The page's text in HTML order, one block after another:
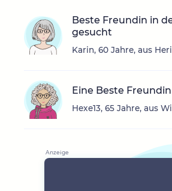
Beste Freundin in
gesucht
Karin, 60 Jahre, aus
Eine Beste
Hexe13, 65 Jahre, aus